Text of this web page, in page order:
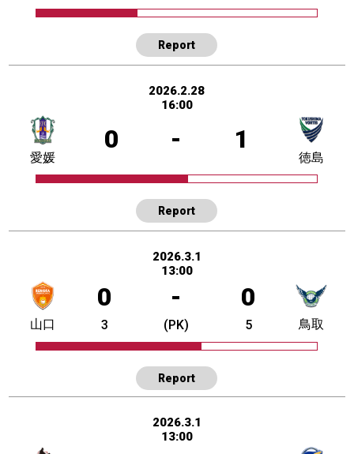
Report
2026.2.28
16:00
0 - 1
愛媛 徳島
Report
2026.3.1
13:00
0 - 0
山口 3 (PK) 5 鳥取
Report
2026.3.1
13:00